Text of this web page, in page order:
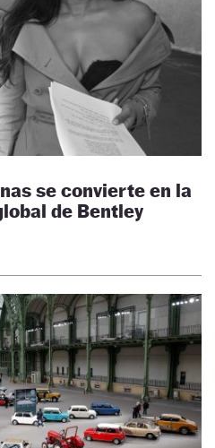
se convierte en la
de Bentley